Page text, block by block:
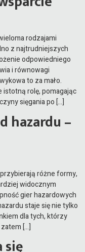
rodzajami
z najtrudniejszych
odpowiedniego
i równowagi
to za mało.
rolę, pomagając
sięgania po […]
hazardu –
różne formy,
widocznym
gier hazardowych
staje się nie tylko
dla tych, którzy
[…]
się